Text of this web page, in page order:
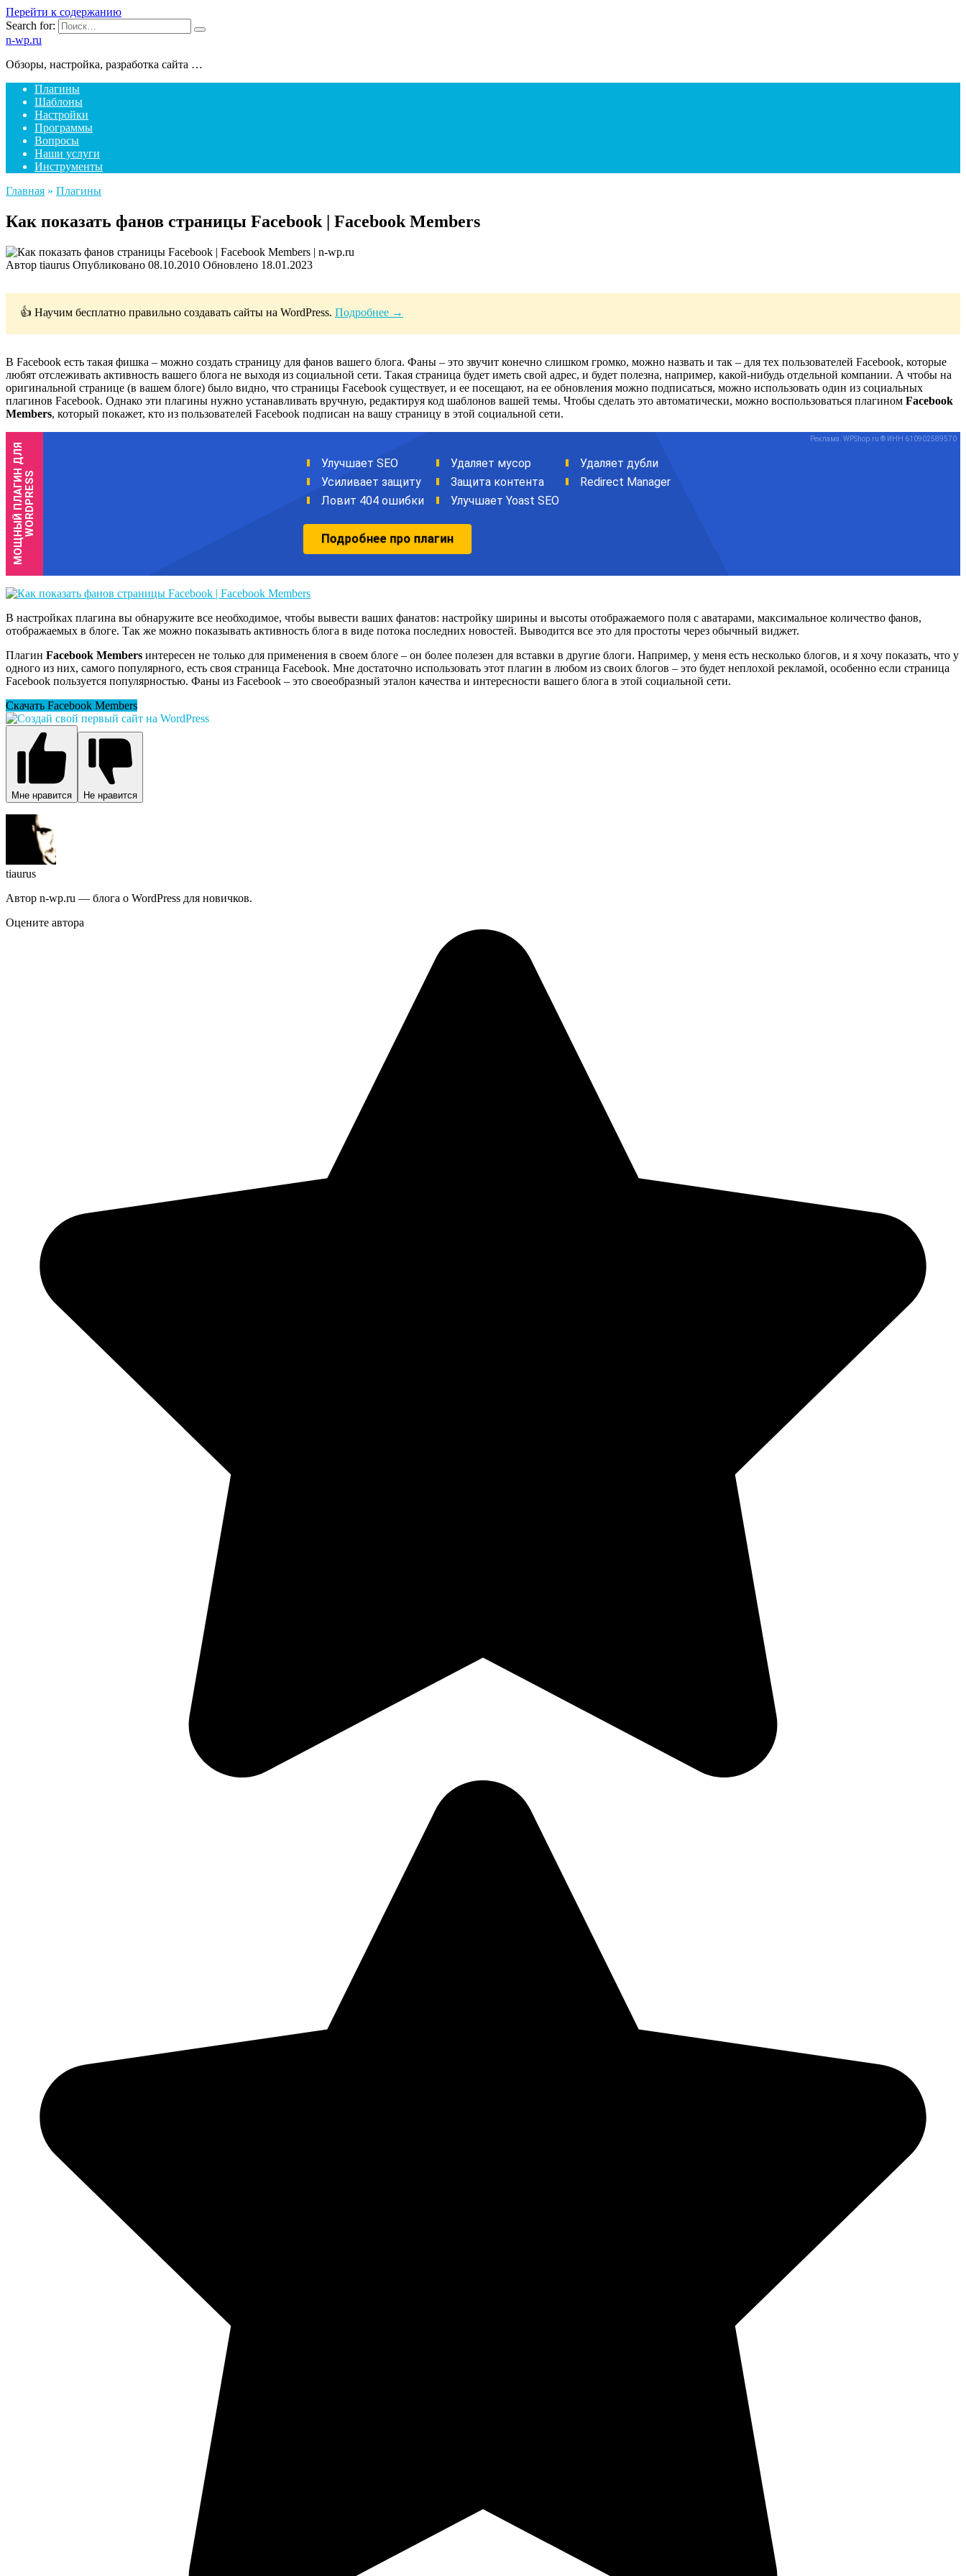
Перейти к содержанию
Search for:
n-wp.ru
Обзоры, настройка, разработка сайта …
Плагины
Шаблоны
Настройки
Программы
Вопросы
Наши услуги
Инструменты
Главная » Плагины
Как показать фанов страницы Facebook | Facebook Members
Автор tiaurus Опубликовано 08.10.2010 Обновлено 18.01.2023
👍 Научим бесплатно правильно создавать сайты на WordPress. Подробнее →
В Facebook есть такая фишка – можно создать страницу для фанов вашего блога. Фаны – это звучит конечно слишком громко, можно назвать и так – для тех пользователей Facebook, которые
любят отслеживать активность вашего блога не выходя из социальной сети. Такая страница будет иметь свой адрес, и будет полезна, например, какой-нибудь отдельной компании. А чтобы на
оригинальной странице (в вашем блоге) было видно, что страницы Facebook существует, и ее посещают, на ее обновления можно подписаться, можно использовать один из социальных
плагинов Facebook. Однако эти плагины нужно устанавливать вручную, редактируя код шаблонов вашей темы. Чтобы сделать это автоматически, можно воспользоваться плагином Facebook
Members, который покажет, кто из пользователей Facebook подписан на вашу страницу в этой социальной сети.
В настройках плагина вы обнаружите все необходимое, чтобы вывести ваших фанатов: настройку ширины и высоты отображаемого поля с аватарами, максимальное количество фанов,
отображаемых в блоге. Так же можно показывать активность блога в виде потока последних новостей. Выводится все это для простоты через обычный виджет.
Плагин Facebook Members интересен не только для применения в своем блоге – он более полезен для вставки в другие блоги. Например, у меня есть несколько блогов, и я хочу показать, что у
одного из них, самого популярного, есть своя страница Facebook. Мне достаточно использовать этот плагин в любом из своих блогов – это будет неплохой рекламой, особенно если страница
Facebook пользуется популярностью. Фаны из Facebook – это своеобразный эталон качества и интересности вашего блога в этой социальной сети.
Скачать Facebook Members
Мне нравится Не нравится
tiaurus
Автор n-wp.ru — блога о WordPress для новичков.
Оцените автора